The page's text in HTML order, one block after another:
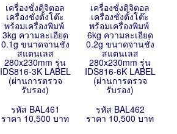
เครื่องชั่งดิจิตอล
เครื่องชั่งตั้งโต๊ะ
พร้อมเครื่องพิมพ์
3kg ความละเอียด
0.1g ขนาดจานชั่ง
สแตนเลส
280x230mm รุ่น
IDS816-3K LABEL
(ผ่านการตรวจ
รับรอง)
รหัส BAL461
ราคา 10,500 บาท
เครื่องชั่งดิจิตอล
เครื่องชั่งตั้งโต๊ะ
พร้อมเครื่องพิมพ์
6kg ความละเอียด
0.2g ขนาดจานชั่ง
สแตนเลส
280x230mm รุ่น
IDS816-6K LABEL
(ผ่านการตรวจ
รับรอง)
รหัส BAL462
ราคา 10,500 บาท